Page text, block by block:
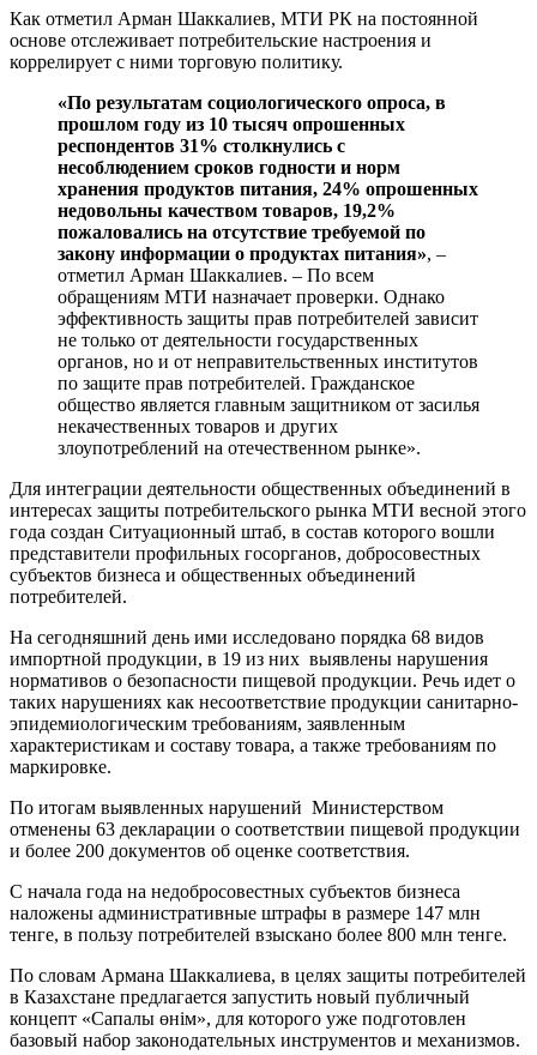
Как отметил Арман Шаккалиев, МТИ РК на постоянной
основе отслеживает потребительские настроения и
коррелирует с ними торговую политику.
«По результатам социологического опроса, в
прошлом году из 10 тысяч опрошенных
респондентов 31% столкнулись с
несоблюдением сроков годности и норм
хранения продуктов питания, 24% опрошенных
недовольны качеством товаров, 19,2%
пожаловались на отсутствие требуемой по
закону информации о продуктах питания», –
отметил Арман Шаккалиев. – По всем
обращениям МТИ назначает проверки. Однако
эффективность защиты прав потребителей зависит
не только от деятельности государственных
органов, но и от неправительственных институтов
по защите прав потребителей. Гражданское
общество является главным защитником от засилья
некачественных товаров и других
злоупотреблений на отечественном рынке».
Для интеграции деятельности общественных объединений в
интересах защиты потребительского рынка МТИ весной этого
года создан Ситуационный штаб, в состав которого вошли
представители профильных госорганов, добросовестных
субъектов бизнеса и общественных объединений
потребителей.
На сегодняшний день ими исследовано порядка 68 видов
импортной продукции, в 19 из них выявлены нарушения
нормативов о безопасности пищевой продукции. Речь идет о
таких нарушениях как несоответствие продукции санитарно-
эпидемиологическим требованиям, заявленным
характеристикам и составу товара, а также требованиям по
маркировке.
По итогам выявленных нарушений Министерством
отменены 63 декларации о соответствии пищевой продукции
и более 200 документов об оценке соответствия.
С начала года на недобросовестных субъектов бизнеса
наложены административные штрафы в размере 147 млн
тенге, в пользу потребителей взыскано более 800 млн тенге.
По словам Армана Шаккалиева, в целях защиты потребителей
в Казахстане предлагается запустить новый публичный
концепт «Сапалы өнім», для которого уже подготовлен
базовый набор законодательных инструментов и механизмов.